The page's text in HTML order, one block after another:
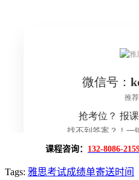
课程咨询： 132-8086-
Tags: 雅思考试成绩单寄送时间